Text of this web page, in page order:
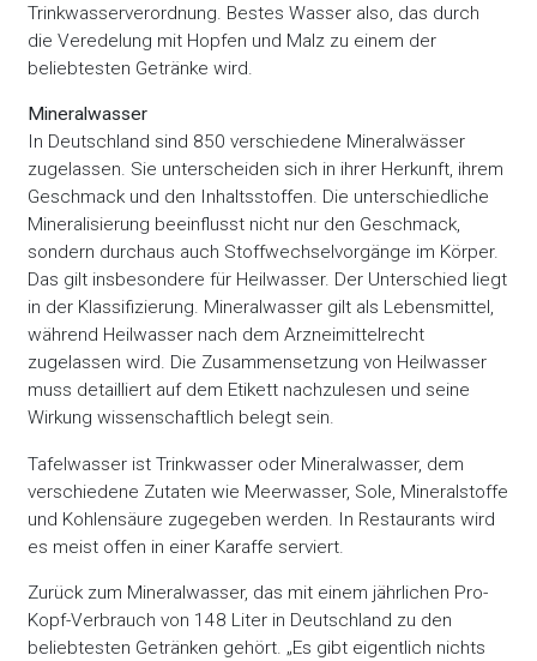
Trinkwasserverordnung. Bestes Wasser also, das durch
die Veredelung mit Hopfen und Malz zu einem der
beliebtesten Getränke wird.
Mineralwasser
In Deutschland sind 850 verschiedene Mineralwässer
zugelassen. Sie unterscheiden sich in ihrer Herkunft, ihrem
Geschmack und den Inhaltsstoffen. Die unterschiedliche
Mineralisierung beeinflusst nicht nur den Geschmack,
sondern durchaus auch Stoffwechselvorgänge im Körper.
Das gilt insbesondere für Heilwasser. Der Unterschied liegt
in der Klassifizierung. Mineralwasser gilt als Lebensmittel,
während Heilwasser nach dem Arzneimittelrecht
zugelassen wird. Die Zusammensetzung von Heilwasser
muss detailliert auf dem Etikett nachzulesen und seine
Wirkung wissenschaftlich belegt sein.
Tafelwasser ist Trinkwasser oder Mineralwasser, dem
verschiedene Zutaten wie Meerwasser, Sole, Mineralstoffe
und Kohlensäure zugegeben werden. In Restaurants wird
es meist offen in einer Karaffe serviert.
Zurück zum Mineralwasser, das mit einem jährlichen Pro-
Kopf-Verbrauch von 148 Liter in Deutschland zu den
beliebtesten Getränken gehört. „Es gibt eigentlich nichts